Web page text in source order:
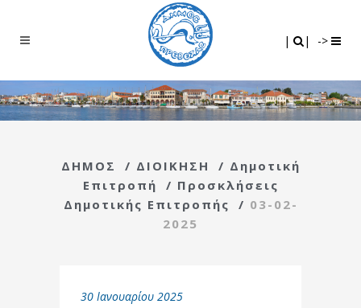
| | ->
ΔΗΜΟΣ / ΔΙΟΙΚΗΣΗ / Δημοτική
Επιτροπή
/ Προσκλήσεις
Δημοτικής Επιτροπής
/ 03-02-
2025
30 Ιανουαρίου 2025